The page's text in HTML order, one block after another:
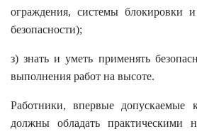
ограждения, системы блокировки
безопасности);
з) знать и уметь применять
выполнения работ на высоте.
Работники, впервые допускаемые
должны обладать практическими